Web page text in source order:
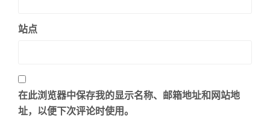
站点
在此浏览器中保存我的显示名称、邮箱地址和网站地
址，以便下次评论时使用。